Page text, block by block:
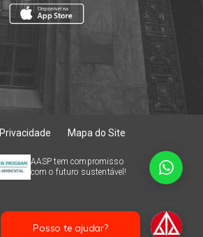
Mapa do Site
AASP tem compromisso
com o futuro sustentável!